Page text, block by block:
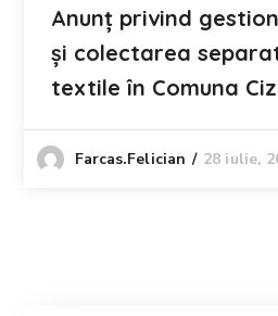
Anunț privind
și colectarea
textile în Comuna
Farcas.felician 28 iulie,